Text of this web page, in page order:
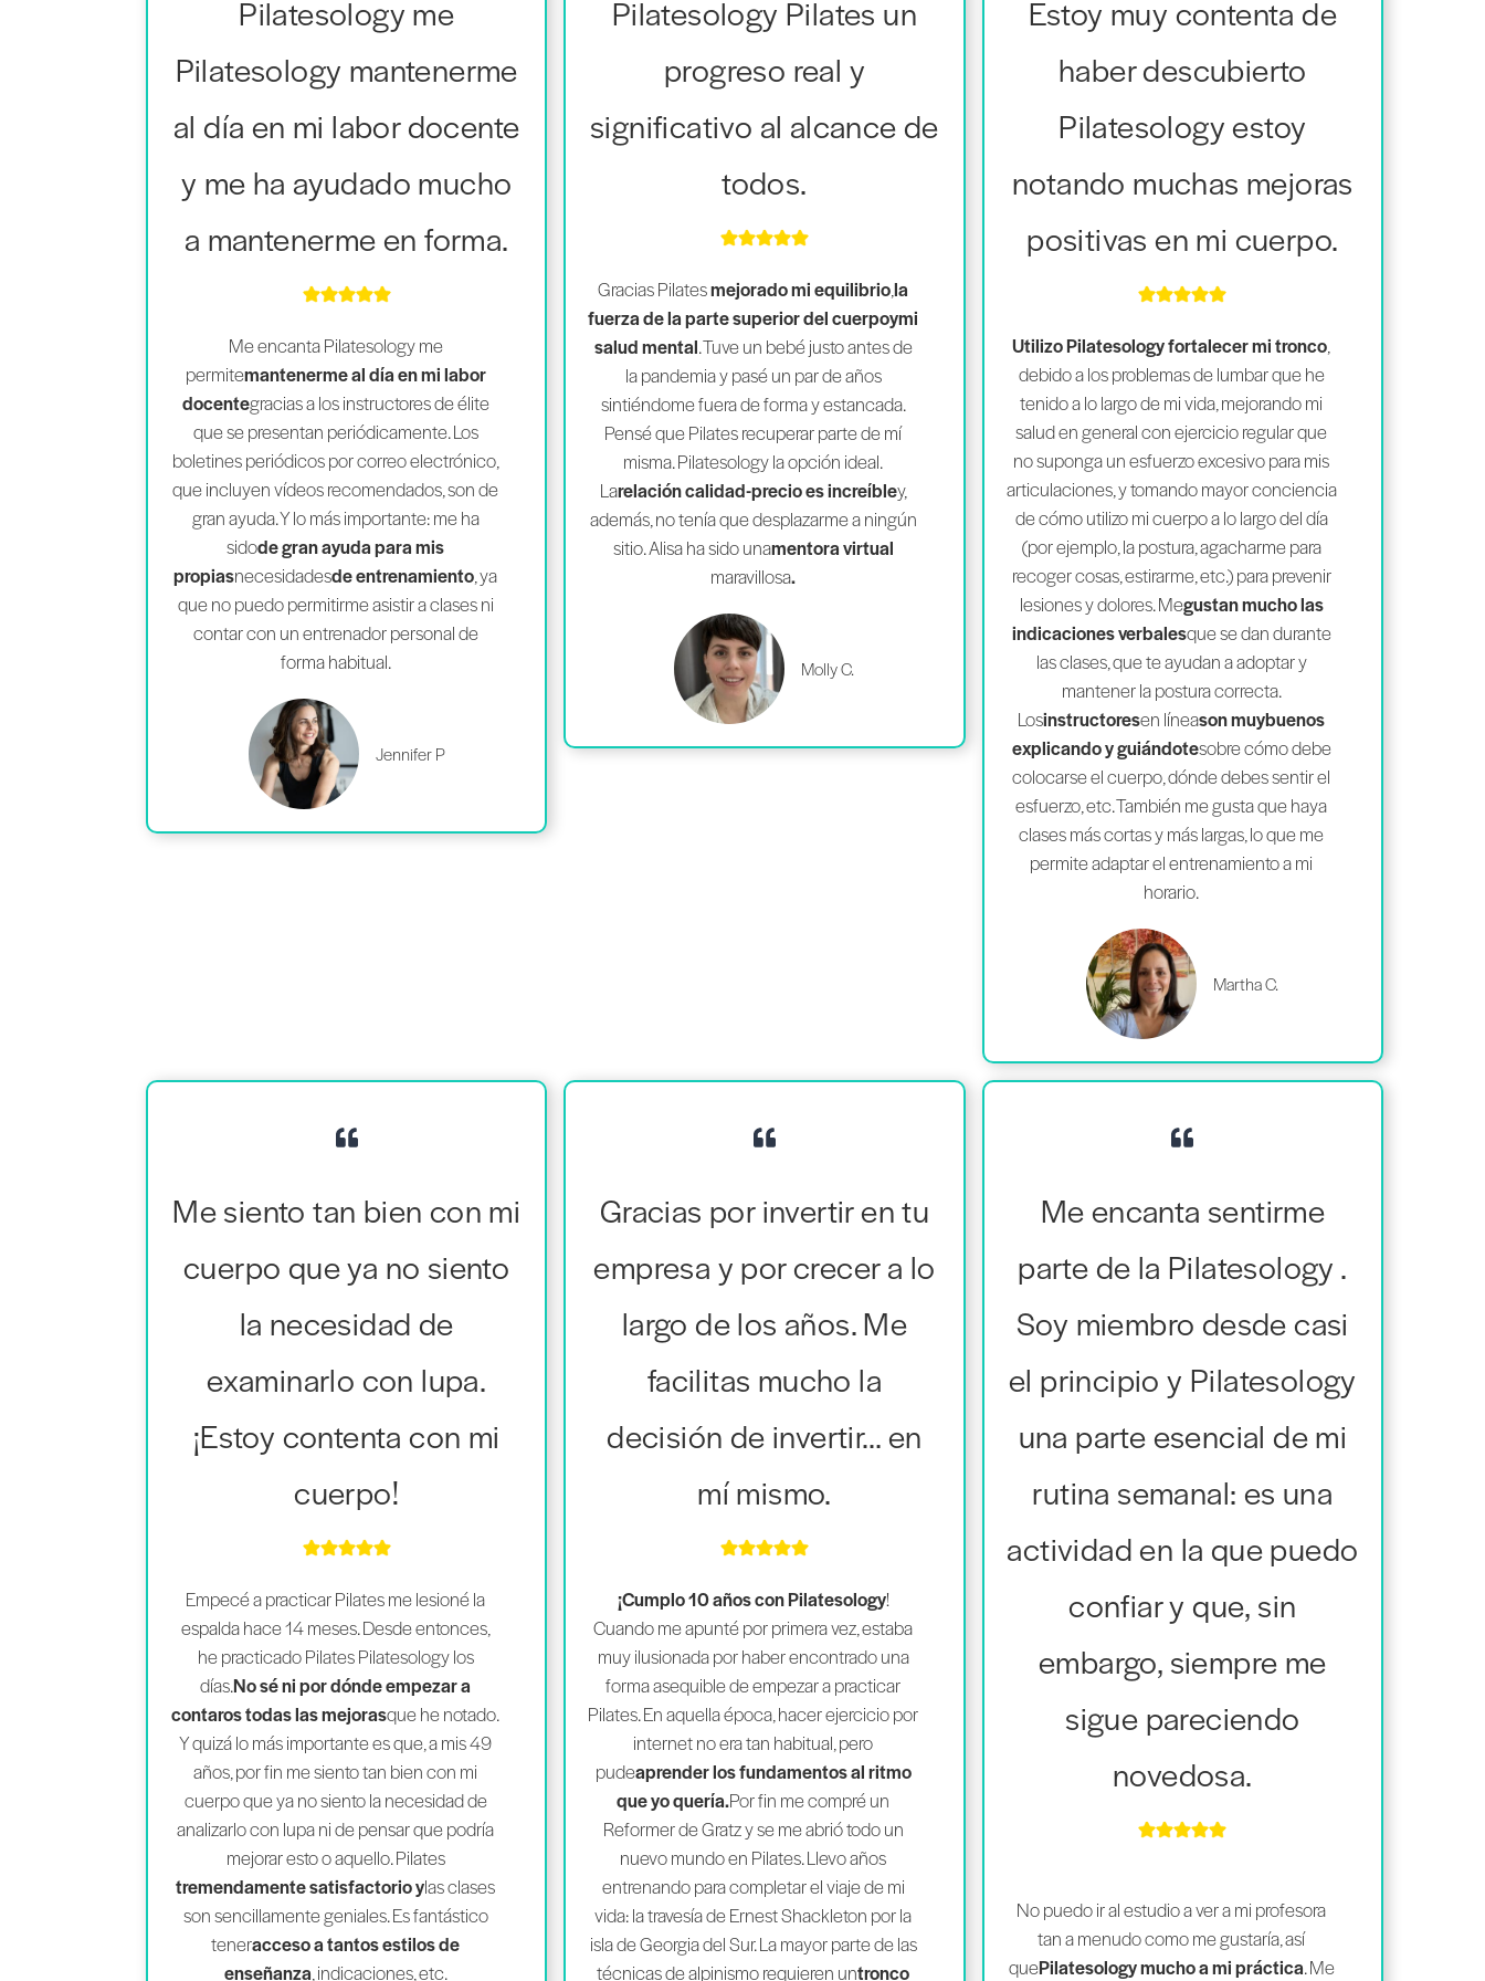
Pilatesology me
Pilatesology mantenerme
al día en mi labor docente
y me ha ayudado mucho
a mantenerme en forma.
Me encanta Pilatesology me
permitemantenerme al día en mi labor
docentegracias a los instructores de élite
que se presentan periódicamente. Los
boletines periódicos por correo electrónico,
que incluyen vídeos recomendados, son de
gran ayuda. Y lo más importante: me ha
sidode gran ayuda para mis
propiasnecesidadesde entrenamiento, ya
que no puedo permitirme asistir a clases ni
contar con un entrenador personal de
forma habitual.
Jennifer P
Pilatesology Pilates un
progreso real y
significativo al alcance de
todos.
Gracias Pilatesmejorado mi equilibrio,la
fuerza de la parte superior del cuerpoymi
salud mental. Tuve un bebé justo antes de
la pandemia y pasé un par de años
sintiéndome fuera de forma y estancada.
Pensé que Pilates recuperar parte de mí
misma. Pilatesology la opción ideal.
Larelación calidad-precio es increíbley,
además, no tenía que desplazarme a ningún
sitio. Alisa ha sido unamentora virtual
maravillosa.
Molly C.
Estoy muy contenta de
haber descubierto
Pilatesology estoy
notando muchas mejoras
positivas en mi cuerpo.
Utilizo Pilatesology fortalecer mi tronco,
debido a los problemas de lumbar que he
tenido a lo largo de mi vida, mejorando mi
salud en general con ejercicio regular que
no suponga un esfuerzo excesivo para mis
articulaciones, y tomando mayor conciencia
de cómo utilizo mi cuerpo a lo largo del día
(por ejemplo, la postura, agacharme para
recoger cosas, estirarme, etc.) para prevenir
lesiones y dolores. Megustan mucho las
indicaciones verbalesque se dan durante
las clases, que te ayudan a adoptar y
mantener la postura correcta.
Losinstructoresen líneason muybuenos
explicando y guiándotesobre cómo debe
colocarse el cuerpo, dónde debes sentir el
esfuerzo, etc. También me gusta que haya
clases más cortas y más largas, lo que me
permite adaptar el entrenamiento a mi
horario.
Martha C.
Me siento tan bien con mi
cuerpo que ya no siento
la necesidad de
examinarlo con lupa.
¡Estoy contenta con mi
cuerpo!
Empecé a practicar Pilates me lesioné la
espalda hace 14 meses. Desde entonces,
he practicado Pilates Pilatesology los
días.No sé ni por dónde empezar a
contaros todas las mejorasque he notado.
Y quizá lo más importante es que, a mis 49
años, por fin me siento tan bien con mi
cuerpo que ya no siento la necesidad de
analizarlo con lupa ni de pensar que podría
mejorar esto o aquello. Pilates
tremendamente satisfactorio ylas clases
son sencillamente geniales. Es fantástico
teneracceso a tantos estilos de
enseñanza, indicaciones, etc.
Gracias por invertir en tu
empresa y por crecer a lo
largo de los años. Me
facilitas mucho la
decisión de invertir… en
mí mismo.
¡Cumplo 10 años con Pilatesology!
Cuando me apunté por primera vez, estaba
muy ilusionada por haber encontrado una
forma asequible de empezar a practicar
Pilates. En aquella época, hacer ejercicio por
internet no era tan habitual, pero
pudeaprender los fundamentos al ritmo
que yo quería.Por fin me compré un
Reformer de Gratz y se me abrió todo un
nuevo mundo en Pilates. Llevo años
entrenando para completar el viaje de mi
vida: la travesía de Ernest Shackleton por la
isla de Georgia del Sur. La mayor parte de las
técnicas de alpinismo requieren untronco
Me encanta sentirme
parte de la Pilatesology .
Soy miembro desde casi
el principio y Pilatesology
una parte esencial de mi
rutina semanal: es una
actividad en la que puedo
confiar y que, sin
embargo, siempre me
sigue pareciendo
novedosa.
No puedo ir al estudio a ver a mi profesora
tan a menudo como me gustaría, así
quePilatesology mucho a mi práctica. Me